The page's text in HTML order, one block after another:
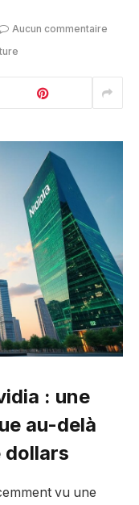
Aucun commentaire
: une
au-delà
dollars
vu une